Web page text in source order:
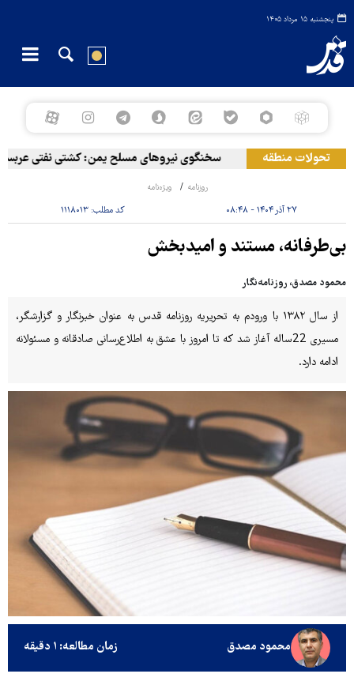
پنجشنبه ۱۵ مرداد ۱۴۰۵
تحولات منطقه سخنگوی نیروهای مسلح یمن: کشتی نفتی
روزنامه ویژه‌نامه
۲۷ آذر ۱۴۰۴ - ۰۸:۴۸ کد مطلب:۱۱۱۸۰۱۳
بی‌طرفانه، مستند و امیدبخش
محمود مصدق، روزنامه‌نگار
از سال ۱۳۸۲ با ورودم به تحریریه روزنامه قدس به عنوان خبرنگار و گزارشگر،
مسیری 22ساله آغاز شد که تا امروز با عشق به اطلاع‌رسانی صادقانه و مسئولانه
ادامه دارد.
محمود مصدق زمان مطالعه: ۱ دقیقه